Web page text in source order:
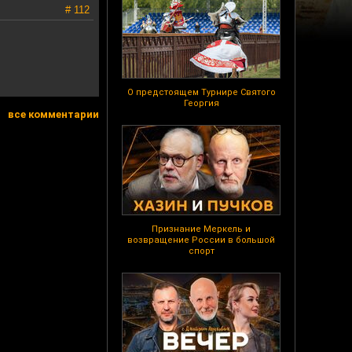
О предстоящем Турнире Святого
Георгия
Признание Меркель и
возвращение России в большой
спорт
# 112
все комментарии